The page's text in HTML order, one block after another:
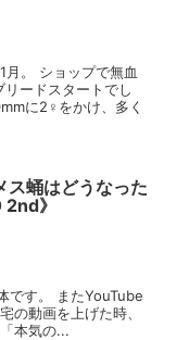
。 ショップで無血
ードスタートでし
に2♀をかけ、多く
ス蛹はどうなった
》
です。 またYouTube
の動画を上げた時、
本気の...